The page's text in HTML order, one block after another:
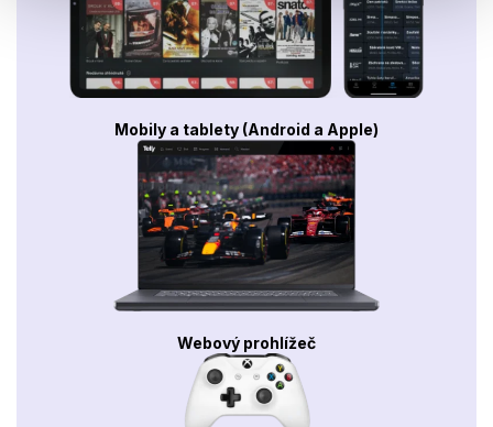
Mobily a tablety (Android a Apple)
Webový prohlížeč